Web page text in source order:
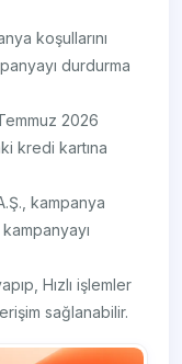
koşullarını
durdurma
2026
kredi kartına
kampanya
Hızlı işlemler
sağlanabilir.